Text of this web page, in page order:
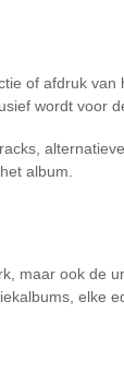
of afdruk
wordt voor
album.
maar ook de
elke